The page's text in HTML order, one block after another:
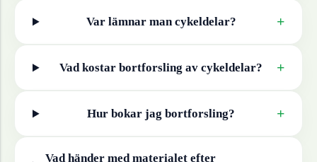
Var lämnar man cykeldelar? +
Vad kostar bortforsling av cykeldelar? +
Hur bokar jag bortforsling? +
Vad händer med materialet efter